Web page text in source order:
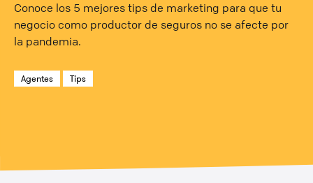
Conoce los 5 mejores tips de marketing para que tu
negocio como productor de seguros no se afecte por
la pandemia.
Agentes Tips